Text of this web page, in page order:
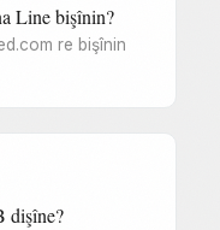
Line bişînin?
re bişînin
dişîne?